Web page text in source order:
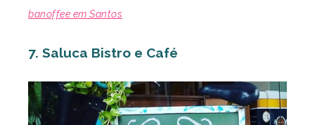
banoffee em Santos
7. Saluca Bistro e Café